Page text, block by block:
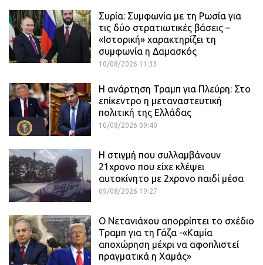
Συρία: Συμφωνία με τη Ρωσία για
τις δύο στρατιωτικές βάσεις –
«Ιστορική» χαρακτηρίζει τη
συμφωνία η Δαμασκός
10/08/2026 11:33
Η ανάρτηση Τραμπ για Πλεύρη: Στο
επίκεντρο η μεταναστευτική
πολιτική της Ελλάδας
10/08/2026 09:40
Η στιγμή που συλλαμβάνουν
21χρονο που είχε κλέψει
αυτοκίνητο με 2χρονο παιδί μέσα
09/08/2026 19:27
Ο Νετανιάχου απορρίπτει το σχέδιο
Τραμπ για τη Γάζα -«Καμία
αποχώρηση μέχρι να αφοπλιστεί
πραγματικά η Χαμάς»